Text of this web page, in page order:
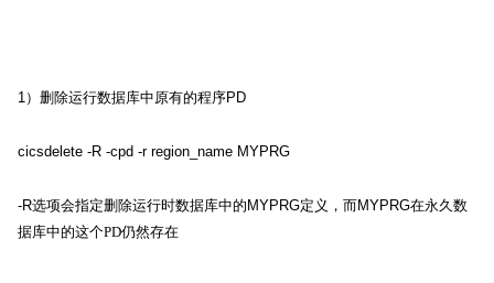
1）删除运行数据库中原有的程序PD
cicsdelete -R -cpd -r region_name MYPRG
-R选项会指定删除运行时数据库中的 MYPRG定义，而MYPRG在永久数
据库中的这个PD仍然存在